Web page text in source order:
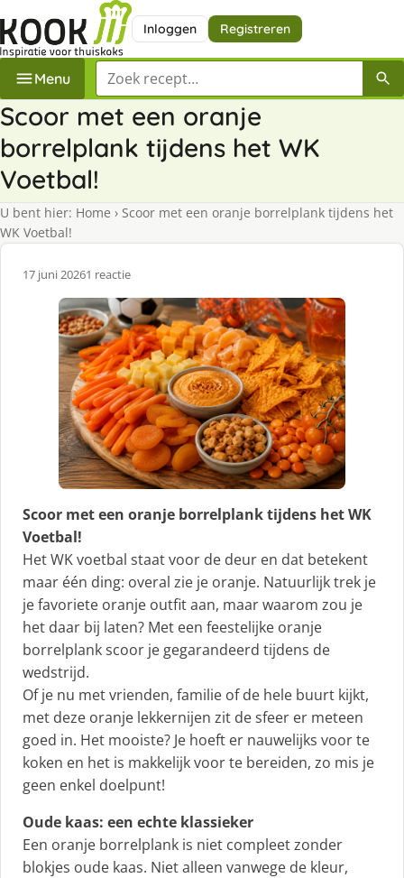
Inloggen Registreren
Menu Zoek een recept
Scoor met een oranje
borrelplank tijdens het WK
Voetbal!
U bent hier: Home › Scoor met een oranje borrelplank tijdens het
WK Voetbal!
17 juni 20261 reactie
Scoor met een oranje borrelplank tijdens het WK
Voetbal!
Het WK voetbal staat voor de deur en dat betekent
maar één ding: overal zie je oranje. Natuurlijk trek je
je favoriete oranje outfit aan, maar waarom zou je
het daar bij laten? Met een feestelijke oranje
borrelplank scoor je gegarandeerd tijdens de
wedstrijd.
Of je nu met vrienden, familie of de hele buurt kijkt,
met deze oranje lekkernijen zit de sfeer er meteen
goed in. Het mooiste? Je hoeft er nauwelijks voor te
koken en het is makkelijk voor te bereiden, zo mis je
geen enkel doelpunt!
Oude kaas: een echte klassieker
Een oranje borrelplank is niet compleet zonder
blokjes oude kaas. Niet alleen vanwege de kleur,